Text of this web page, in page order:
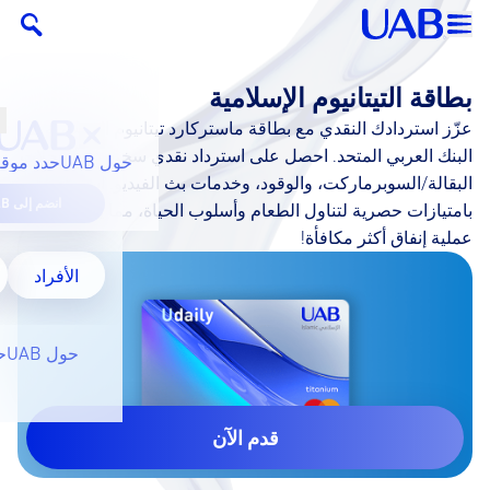
انضم إلى UAB
الأفراد
حول UAB
حول UAB حدد
بطاقة التيتانيوم الإسلامية
عزّز استردادك النقدي مع بطاقة ماستركارد تيتانيوم الإسلامية من
البنك العربي المتحد. احصل على استرداد نقدي سخي على محلات
البقالة/السوبرماركت، والوقود، وخدمات بث الفيديو. استمتع
بامتيازات حصرية لتناول الطعام وأسلوب الحياة، مما يجعل كل
عملية إنفاق أكثر مكافأة!
قدم الآن